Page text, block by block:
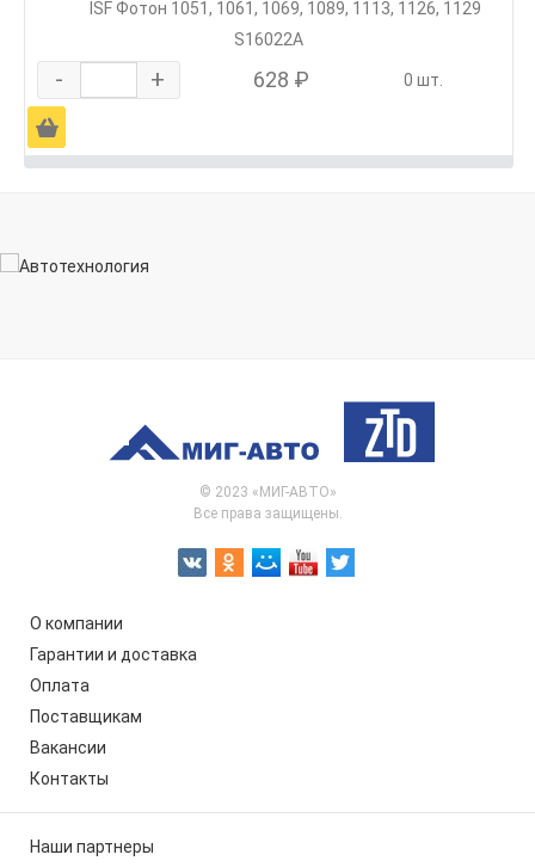
ISF Фотон 1051, 1061, 1069, 1089, 1113, 1126, 1129
S16022A
- + 628 ₽ 0 шт.
Ä
© 2023 «МИГ-АВТО»
Все права защищены.
О компании
Гарантии и доставка
Оплата
Поставщикам
Вакансии
Контакты
Наши партнеры